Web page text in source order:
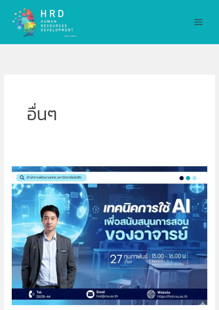
content
อื่นๆ
เทคนิค
การ
ใช้
เพื่อ
สนับสนุน
การ
สอน
ของ
อาจารย์